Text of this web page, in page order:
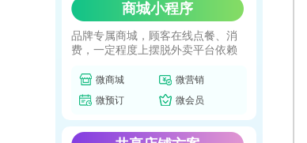
商城小程序
品牌专属商城，顾客在线点餐、消
费，一定程度上摆脱外卖平台依赖
微商城
微营销
微预订
微会员